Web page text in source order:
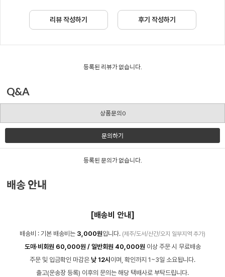
리뷰 작성하기 후기 작성하기
등록된 리뷰가 없습니다.
Q&A
상품문의0
문의하기
등록된 문의가 없습니다.
배송 안내
[배송비 안내]
배송비 : 기본 배송비는 3,000원입니다. (제주/도서/산간/오지 일부지역 추가)
도매·비회원 60,000원 / 일반회원 40,000원 이상 주문 시 무료배송
주문 및 입금확인 마감은 낮 12시이며, 확인까지 1~3일 소요됩니다.
출고(운송장 등록) 이후의 문의는 해당 택배사로 부탁드립니다.